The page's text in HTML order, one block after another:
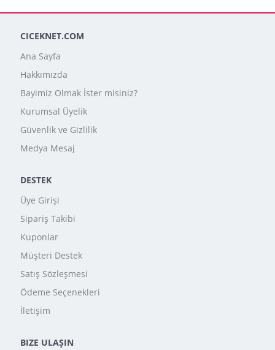
CICEKNET.COM
Ana Sayfa
Hakkımızda
Bayimiz Olmak İster misiniz?
Kurumsal Üyelik
Güvenlik ve Gizlilik
Medya Mesaj
DESTEK
Üye Girişi
Sipariş Takibi
Kuponlar
Müşteri Destek
Satış Sözleşmesi
Ödeme Seçenekleri
İletişim
BIZE ULAŞIN